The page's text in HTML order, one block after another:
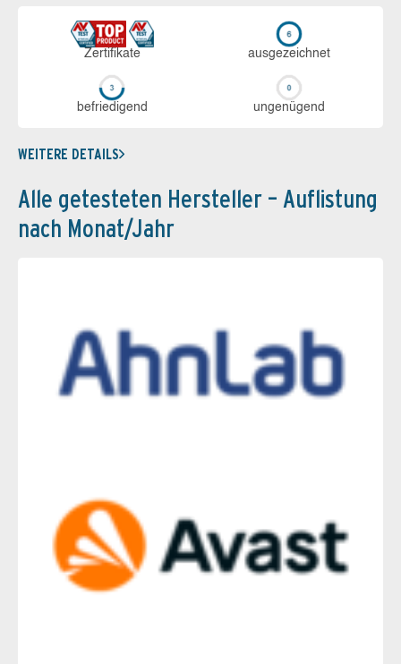
Zerti­fikate aus­ge­zeich­net
be­frie­di­gend un­ge­nü­gend
WEITERE DETAILS
Alle getesteten Hersteller – Auflistung
nach Monat/Jahr